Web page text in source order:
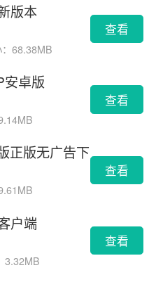
版本
：68.38MB
查看
安卓版
查看
正版无广告下
查看
户端
3.32MB
查看